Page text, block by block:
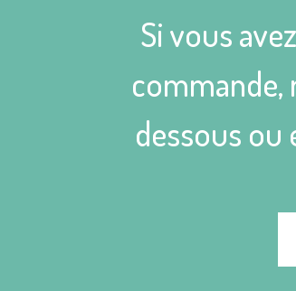
Si vous
commande,
dessous ou